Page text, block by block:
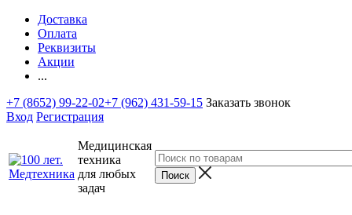
Доставка
Оплата
Реквизиты
Акции
...
+7 (8652) 99-22-02+7 (962) 431-59-15 Заказать звонок
Вход Регистрация
Медицинская
техника
для любых
задач